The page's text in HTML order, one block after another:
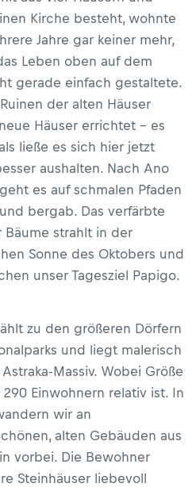
Kirche besteht, wohnte
Jahre gar keiner mehr,
Leben oben auf dem
gerade einfach gestaltete.
der alten Häuser
Häuser errichtet – es
ließe es sich hier jetzt
aushalten. Nach Ano
es auf schmalen Pfaden
bergab. Das verfärbte
Bäume strahlt in der
Sonne des Oktobers und
unser Tagesziel Papigo.
zu den größeren Dörfern
und liegt malerisch
Massiv. Wobei Größe
Einwohnern relativ ist. In
wir an
alten Gebäuden aus
vorbei. Die Bewohner
Steinhäuser liebevoll